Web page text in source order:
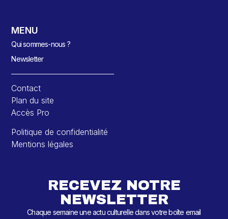
MENU
Qui sommes-nous ?
Newsletter
Contact
Plan du site
Accès Pro
Politique de confidentialité
Mentions légales
RECEVEZ NOTRE
NEWSLETTER
Chaque semaine une actu culturelle dans votre boîte email